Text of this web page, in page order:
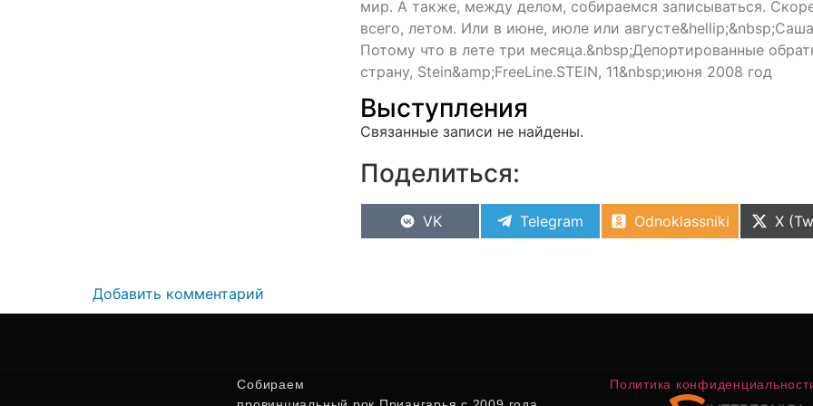
мир. А также, между делом, собираемся записываться.
всего, летом. Или в июне, июле или
Потому что в лете три месяца.&nbsp;Депортированные
страну, Stein&amp;FreeLine.STEIN, 11&nbsp;июня 2008 год
Выступления
Связанные записи не найдены.
Поделиться:
VK Telegram Odnoklassniki X
Добавить комментарий
Собираем
Политика